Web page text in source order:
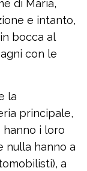
di Maria,
e intanto,
bocca al
con le
la
principale,
hanno i loro
nulla hanno a
a